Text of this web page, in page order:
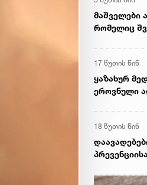
მაშველები
რომელიც
17 წუთის წინ
ყაზახურ
ეროვნული
18 წუთის წინ